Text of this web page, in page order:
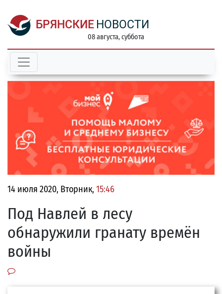
БРЯНСКИЕ НОВОСТИ
08 августа, суббота
14 июля 2020, Вторник, 15:46
Под Навлей в лесу
обнаружили гранату времён
войны